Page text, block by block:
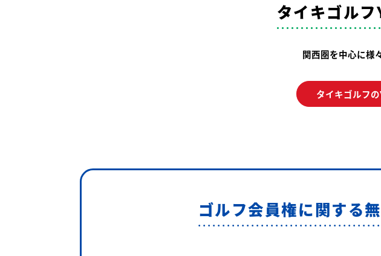
タイキゴル
関西圏を中心に様
タイキゴルフ
ゴルフ会員権に関する